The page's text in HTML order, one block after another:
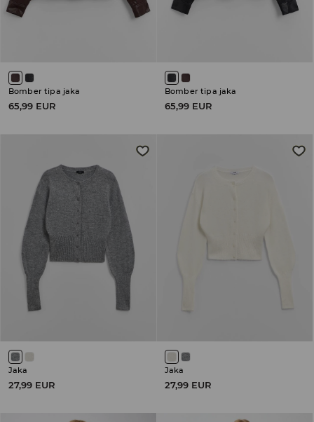
Bomber tipa jaka
65,99 EUR
Bomber tipa jaka
65,99 EUR
Jaka
27,99 EUR
Jaka
27,99 EUR